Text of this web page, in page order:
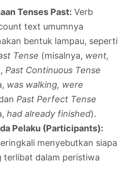
Tenses Past: Verb
text umumnya
bentuk lampau, seperti
Tense (misalnya, went,
Past Continuous Tense
was walking, were
Past Perfect Tense
had already finished).
Pelaku (Participants):
menyebutkan siapa
terlibat dalam peristiwa